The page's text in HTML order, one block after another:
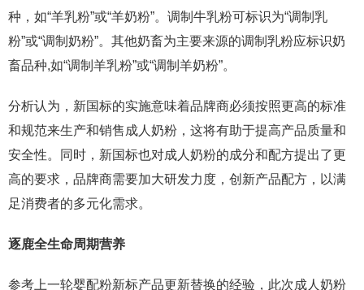
种，如“羊乳粉”或“羊奶粉”。调制牛乳粉可标识为“调制乳
粉”或“调制奶粉”。其他奶畜为主要来源的调制乳粉应标识奶
畜品种,如“调制羊乳粉”或“调制羊奶粉”。
分析认为，新国标的实施意味着品牌商必须按照更高的标准
和规范来生产和销售成人奶粉，这将有助于提高产品质量和
安全性。同时，新国标也对成人奶粉的成分和配方提出了更
高的要求，品牌商需要加大研发力度，创新产品配方，以满
足消费者的多元化需求。
逐鹿全生命周期营养
参考上一轮婴配粉新标产品更新替换的经验，此次成人奶粉